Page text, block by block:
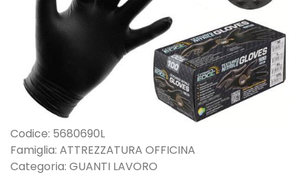
Codice: 5680690L
Famiglia: ATTREZZATURA OFFICINA
Categoria: GUANTI LAVORO